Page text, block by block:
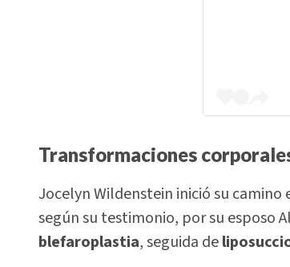
Transformaciones
Jocelyn Wildenstein inició su
según su testimonio, por su esposo
blefaroplastia, seguida de